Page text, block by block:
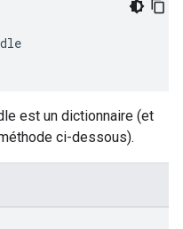
est un dictionnaire (et
ci-dessous).